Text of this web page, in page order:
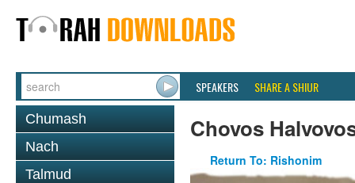
SPEAKERS SHARE A SHIUR
Chumash
Nach
Talmud
Chovos
Return To: Rishonim